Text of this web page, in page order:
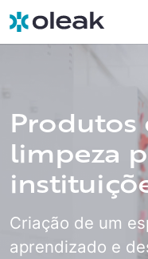
Produtos
limpeza
Criação de um
aprendizado e